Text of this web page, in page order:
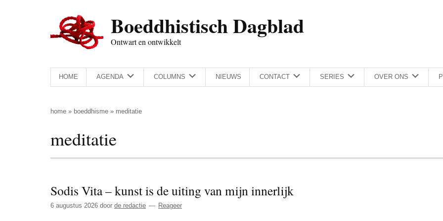
Boeddhistisch Dagblad
Ontwart en ontwikkelt
HOME AGENDA COLUMNS NIEUWS CONTACT SERIES OVER ONS
home » boeddhisme » meditatie
meditatie
Sodis Vita – kunst is de uiting van mijn innerlijk
6 augustus 2026 door de redactie Reageer